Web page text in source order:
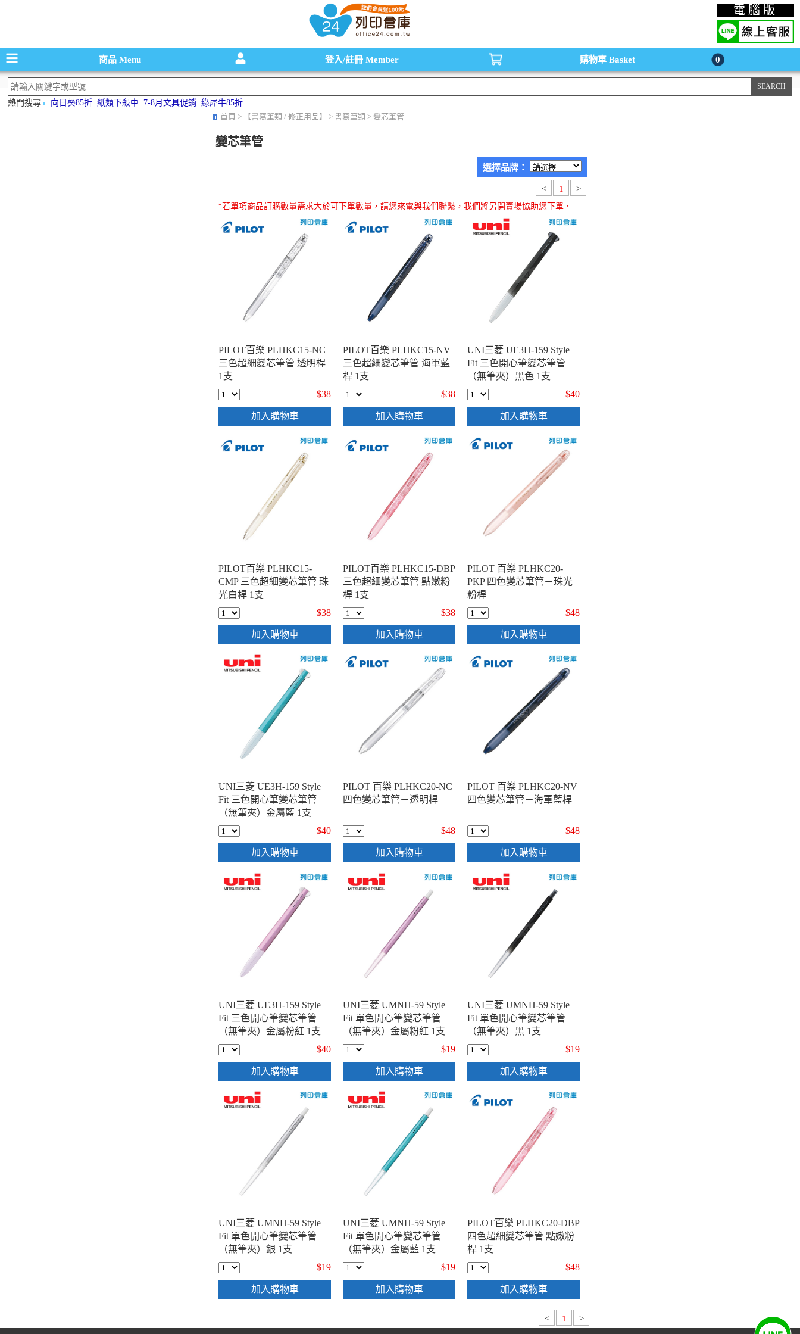
碳粉匣，墨水匣,原廠碳粉匣，副廠碳粉匣，環保碳粉匣,連續供墨印表機-office24列印倉庫線上購物手機版 電腦版
商品Menu 登入/註冊 Member 購物車 Basket 0
熱門搜尋 向日葵85折 紙類下殺中 7-8月文具促銷
綠犀牛85折
首頁 > 【書寫筆類 / 修正用品】 > 書寫筆類 > 變芯筆管
變芯筆管
選擇品牌：
< 1 >
*若單項商品訂購數量需求大於可下單數量，請您來電與我們聯繫，我們將另開賣場協助您下單．
PILOT百樂 PLHKC15-NC
三色超細變芯筆管 透明桿
1支
$38
加入購物車
PILOT百樂 PLHKC15-NV
三色超細變芯筆管 海軍藍
桿 1支
$38
加入購物車
UNI三菱 UE3H-159 Style
Fit 三色開心筆變芯筆管
（無筆夾）黑色 1支
$40
加入購物車
PILOT百樂 PLHKC15-
CMP 三色超細變芯筆管 珠
光白桿 1支
$38
加入購物車
PILOT百樂 PLHKC15-DBP
三色超細變芯筆管 點嫩粉
桿 1支
$38
加入購物車
PILOT 百樂 PLHKC20-
PKP 四色變芯筆管－珠光
粉桿
$48
加入購物車
UNI三菱 UE3H-159 Style
Fit 三色開心筆變芯筆管
（無筆夾）金屬藍 1支
$40
加入購物車
PILOT 百樂 PLHKC20-NC
四色變芯筆管－透明桿
$48
加入購物車
PILOT 百樂 PLHKC20-NV
四色變芯筆管－海軍藍桿
$48
加入購物車
UNI三菱 UE3H-159 Style
Fit 三色開心筆變芯筆管
（無筆夾）金屬粉紅 1支
$40
加入購物車
UNI三菱 UMNH-59 Style
Fit 單色開心筆變芯筆管
（無筆夾）金屬粉紅 1支
$19
加入購物車
UNI三菱 UMNH-59 Style
Fit 單色開心筆變芯筆管
（無筆夾）黑 1支
$19
加入購物車
UNI三菱 UMNH-59 Style
Fit 單色開心筆變芯筆管
（無筆夾）銀 1支
$19
加入購物車
UNI三菱 UMNH-59 Style
Fit 單色開心筆變芯筆管
（無筆夾）金屬藍 1支
$19
加入購物車
PILOT百樂 PLHKC20-DBP
四色超細變芯筆管 點嫩粉
桿 1支
$48
加入購物車
< 1 >